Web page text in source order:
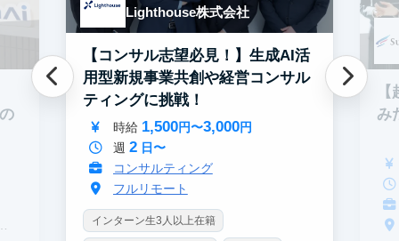
Lighthouse株式会社
【コンサル志望必見！】生成AI活
用型新規事業共創や経営コンサル
ティングに挑戦！
時給 1,500円〜3,000円
週 2日〜
コンサルティング
フルリモート
インターン生3人以上在籍
み